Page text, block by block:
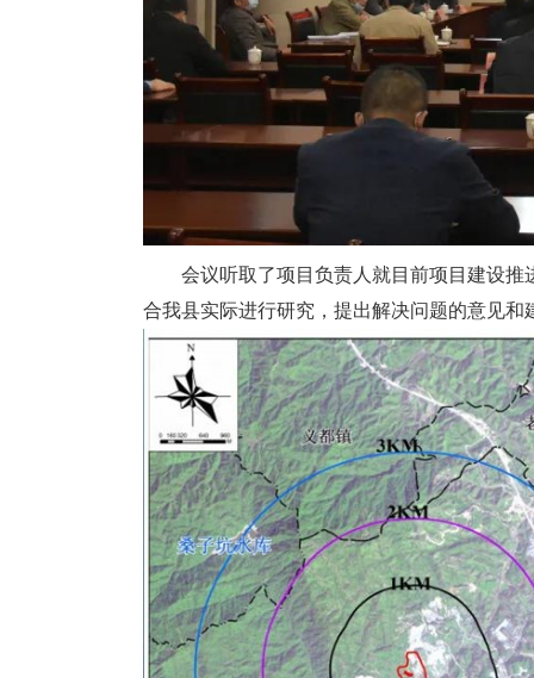
会议听取了项目负责人就目前项目建设推
合我县实际进行研究，提出解决问题的意见和